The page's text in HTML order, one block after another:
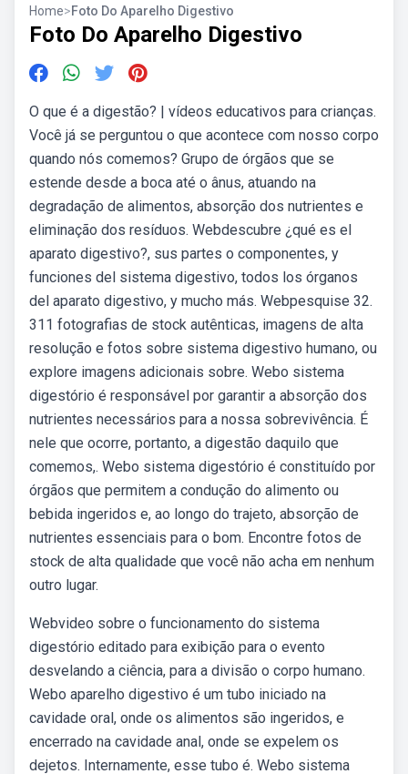
Home>Foto Do Aparelho Digestivo
Foto Do Aparelho Digestivo
O que é a digestão? | vídeos educativos para crianças.
Você já se perguntou o que acontece com nosso corpo
quando nós comemos? Grupo de órgãos que se
estende desde a boca até o ânus, atuando na
degradação de alimentos, absorção dos nutrientes e
eliminação dos resíduos. Webdescubre ¿qué es el
aparato digestivo?, sus partes o componentes, y
funciones del sistema digestivo, todos los órganos
del aparato digestivo, y mucho más. Webpesquise 32.
311 fotografias de stock autênticas, imagens de alta
resolução e fotos sobre sistema digestivo humano, ou
explore imagens adicionais sobre. Webo sistema
digestório é responsável por garantir a absorção dos
nutrientes necessários para a nossa sobrevivência. É
nele que ocorre, portanto, a digestão daquilo que
comemos,. Webo sistema digestório é constituído por
órgãos que permitem a condução do alimento ou
bebida ingeridos e, ao longo do trajeto, absorção de
nutrientes essenciais para o bom. Encontre fotos de
stock de alta qualidade que você não acha em nenhum
outro lugar.
Webvideo sobre o funcionamento do sistema
digestório editado para exibição para o evento
desvelando a ciência, para a divisão o corpo humano.
Webo aparelho digestivo é um tubo iniciado na
cavidade oral, onde os alimentos são ingeridos, e
encerrado na cavidade anal, onde se expelem os
dejetos. Internamente, esse tubo é. Webo sistema